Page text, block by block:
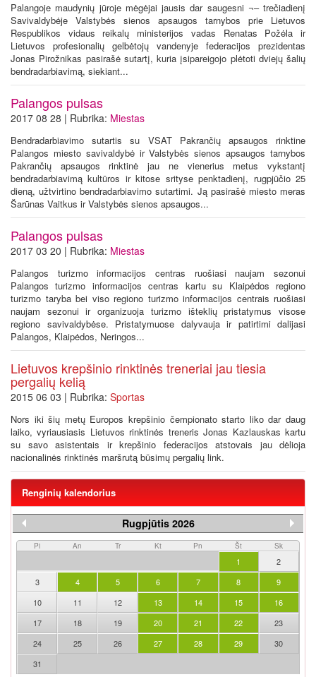
Palangoje maudynių jūroje mėgėjai jausis dar saugesni ¬– trečiadienį
Savivaldybėje Valstybės sienos apsaugos tarnybos prie Lietuvos
Respublikos vidaus reikalų ministerijos vadas Renatas Požėla ir
Lietuvos profesionalių gelbėtojų vandenyje federacijos prezidentas
Jonas Pirožnikas pasirašė sutartį, kuria įsipareigojo plėtoti dviejų šalių
bendradarbiavimą, siekiant...
Palangos pulsas
2017 08 28 | Rubrika: Miestas
Bendradarbiavimo sutartis su VSAT Pakrančių apsaugos rinktine
Palangos miesto savivaldybė ir Valstybės sienos apsaugos tarnybos
Pakrančių apsaugos rinktinė jau ne vienerius metus vykstantį
bendradarbiavimą kultūros ir kitose srityse penktadienį, rugpjūčio 25
dieną, užtvirtino bendradarbiavimo sutartimi. Ją pasirašė miesto meras
Šarūnas Vaitkus ir Valstybės sienos apsaugos...
Palangos pulsas
2017 03 20 | Rubrika: Miestas
Palangos turizmo informacijos centras ruošiasi naujam sezonui
Palangos turizmo informacijos centras kartu su Klaipėdos regiono
turizmo taryba bei viso regiono turizmo informacijos centrais ruošiasi
naujam sezonui ir organizuoja turizmo išteklių pristatymus visose
regiono savivaldybėse. Pristatymuose dalyvauja ir patirtimi dalijasi
Palangos, Klaipėdos, Neringos...
Lietuvos krepšinio rinktinės treneriai jau tiesia
pergalių kelią
2015 06 03 | Rubrika: Sportas
Nors iki šių metų Europos krepšinio čempionato starto liko dar daug
laiko, vyriausiasis Lietuvos rinktinės treneris Jonas Kazlauskas kartu
su savo asistentais ir krepšinio federacijos atstovais jau dėlioja
nacionalinės rinktinės maršrutą būsimų pergalių link.
Renginių kalendorius
Rugpjūtis 2026
Pi An Tr Kt Pn Št Sk
1
2
3
4 5 6 7 8
9
10
11 12 13 14 15
16
17
18 19 20 21 22
23
24
25 26 27 28 29
30
31